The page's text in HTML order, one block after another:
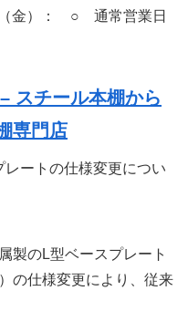
（金）： ○ 通常営業日
スチール本棚から
専門店
ートの仕様変更につい
製のL型ベースプレート
の仕様変更により、従来